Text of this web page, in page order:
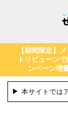
【期間限定】
トリビューン
ンペーン増
本サイトでは